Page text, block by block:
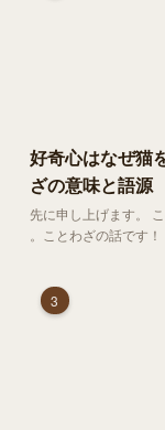
好奇心はなぜ猫
ざの意味と語源
先に申し上げます。 この記事で猫は死にません
。ことわざの話です！ センシティブな時代なので
ざを聞いたことはあり
3